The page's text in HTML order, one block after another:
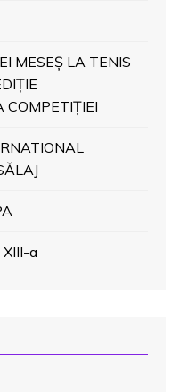
MESEȘ LA TENIS
COMPETIȚIEI
XIII-a